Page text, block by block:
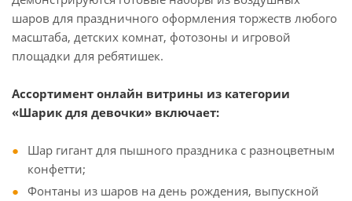
шаров для праздничного оформления торжеств любого
масштаба, детских комнат, фотозоны и игровой
площадки для ребятишек.
Ассортимент онлайн витрины из категории
«Шарик для девочки» включает:
Шар гигант для пышного праздника с разноцветным
конфетти;
Фонтаны из шаров на день рождения, выпускной